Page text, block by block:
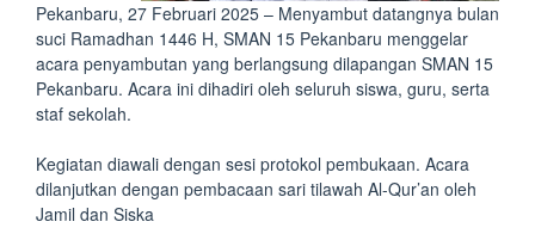
Pekanbaru, 27 Februari 2025 – Menyambut datangnya bulan
suci Ramadhan 1446 H, SMAN 15 Pekanbaru menggelar
acara penyambutan yang berlangsung dilapangan SMAN 15
Pekanbaru. Acara ini dihadiri oleh seluruh siswa, guru, serta
staf sekolah.
Kegiatan diawali dengan sesi protokol pembukaan. Acara
dilanjutkan dengan pembacaan sari tilawah Al-Qur’an oleh
Jamil dan Siska